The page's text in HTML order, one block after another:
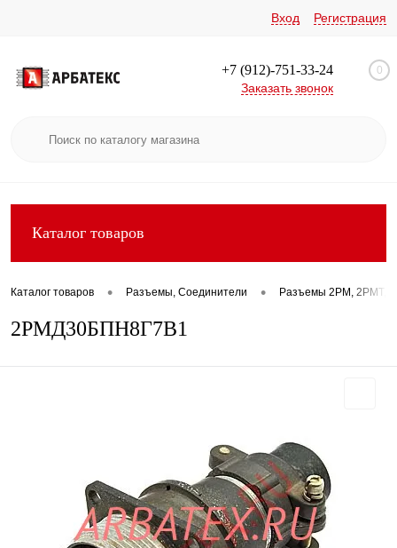
Вход Регистрация
+7 (912)-751-33-24
Заказать звонок
0
Каталог товаров
Каталог товаров • Разъемы, Соединители • Разъемы 2РМ, 2РМТ,
2РМД30БПН8Г7В1